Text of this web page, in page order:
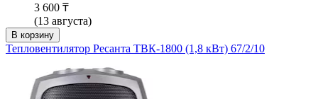
3 600 ₸
(13 августа)
В корзину
Тепловентилятор Ресанта ТВК-1800 (1,8 кВт) 67/2/10